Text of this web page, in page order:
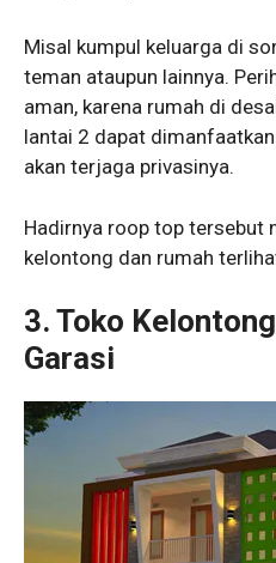
Misal kumpul keluarga di
teman ataupun lainnya.
aman, karena rumah di
lantai 2 dapat
akan terjaga privasinya.
Hadirnya roop top tersebut
kelontong dan rumah
3. Toko
Garasi